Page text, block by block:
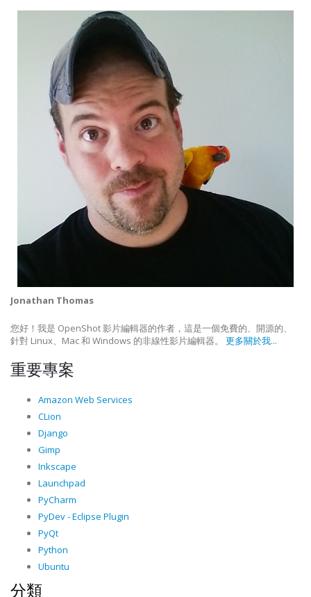
Jonathan Thomas
您好！我是 OpenShot 影片編輯器的作者，這是一個免費的、開源的、
針對 Linux、Mac 和 Windows 的非線性影片編輯器。 更多關於我...
重要專案
Amazon Web Services
CLion
Django
Gimp
Inkscape
Launchpad
PyCharm
PyDev - Eclipse Plugin
PyQt
Python
Ubuntu
分類